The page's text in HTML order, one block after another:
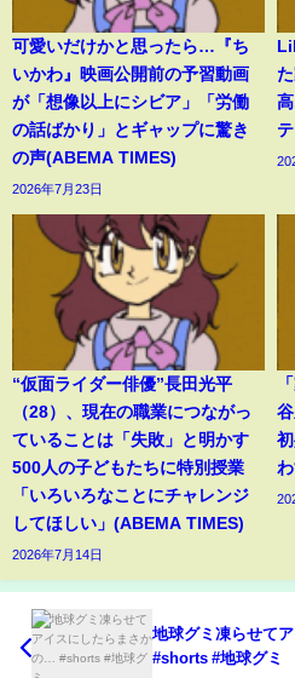
可愛いだけかと思ったら…『ち
いかわ』映画公開前の予習動画
が「想像以上にシビア」「労働
の話ばかり」とギャップに驚き
の声(ABEMA TIMES)
2026年7月23日
“仮面ライダー俳優”長田光平
（28）、現在の職業につながっ
ていることは「失敗」と明かす
500人の子どもたちに特別授業
「いろいろなことにチャレンジ
してほしい」(ABEMA TIMES)
2026年7月14日
地球グミ凍らせて
#shorts #地球グミ